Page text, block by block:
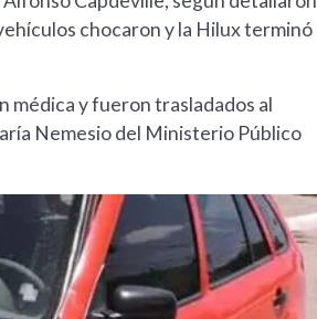
chocaron y la Hilux terminó
médica y fueron trasladados al
Nemesio del Ministerio Público